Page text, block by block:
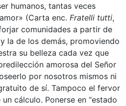
humanos, tantas veces
(Carta enc. Fratelli tutti,
comunidades a partir de
la de los demás, promoviendo
su belleza cada vez que
amorosa del Señor
por nosotros mismos ni
de sí. Tampoco el fervor
cálculo. Ponerse en “estado